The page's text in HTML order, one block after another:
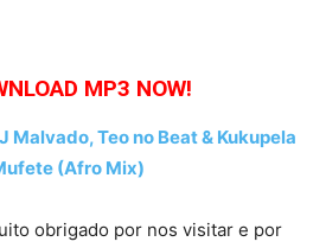
MP3 NOW!
Malvado, Teo no Beat & Kukupela
(Afro Mix)
obrigado por nos visitar e por